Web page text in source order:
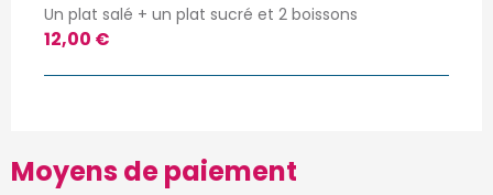
Un plat salé + un plat sucré et 2 boissons
12,00 €
Moyens de paiement